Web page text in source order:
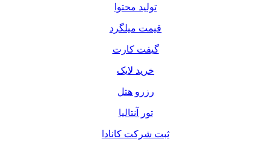
تولید محتوا
قیمت میلگرد
گیفت کارت
خرید لایک
رزرو هتل
تور آنتالیا
ثبت شرکت کانادا